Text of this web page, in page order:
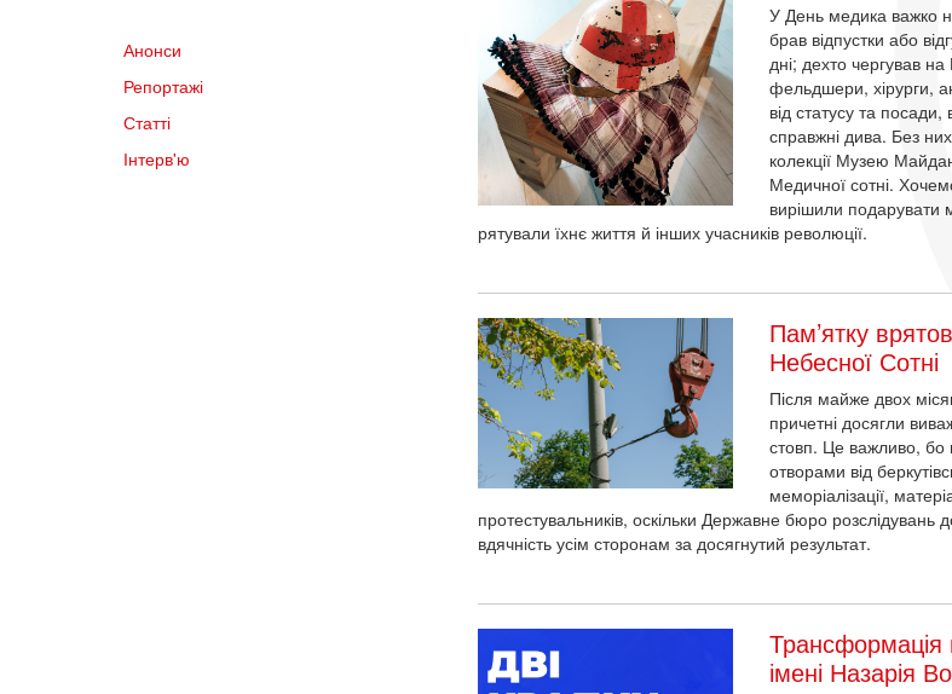
Анонси
Репортажі
Статті
Інтерв'ю
У День медика важко
брав відпустки або
дні; дехто чергував
фельдшери, хірурги,
від статусу та
справжні дива. Без
колекції Музею
Медичної сотні.
вирішили подарувати
рятували їхнє життя й інших учасників революції.
Пам’ятку
Небесної Сотні
Після майже двох
причетні досягли
стовп. Це важливо, бо
отворами від
меморіалізації,
протестувальників, оскільки Державне бюро
вдячність усім сторонам за досягнутий результат.
Трансформація
імені Назарія